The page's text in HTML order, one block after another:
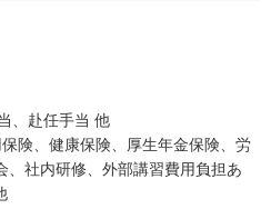
、赴任手当 他
険、健康保険、厚生年金保険、労
、社内研修、外部講習費用負担あ